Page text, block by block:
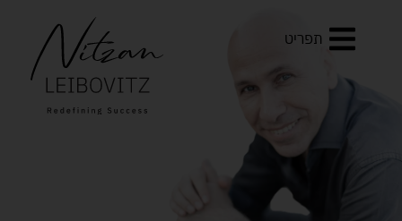
test
ניצן
תפריט